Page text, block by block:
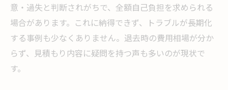
意・過失と判断されがちで、全額自己負担を求められる
場合があります。これに納得できず、トラブルが長期化
する事例も少なくありません。退去時の費用相場が分か
らず、見積もり内容に疑問を持つ声も多いのが現状で
す。